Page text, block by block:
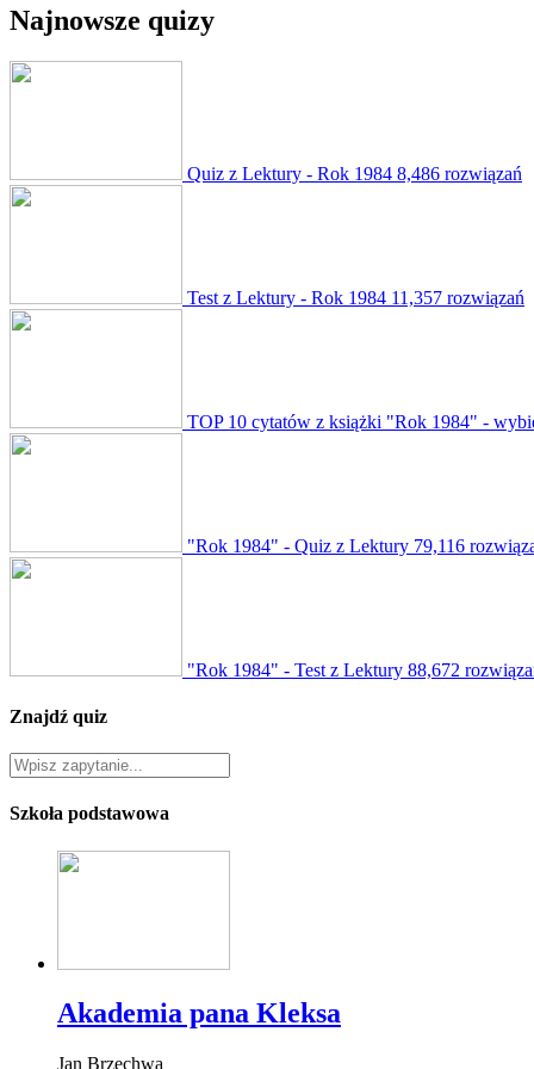
Najnowsze quizy
Quiz z Lektury - Rok 1984 8,486 rozwiązań
Test z Lektury - Rok 1984 11,357 rozwiązań
TOP 10 cytatów z książki "Rok 1984" -
"Rok 1984" - Quiz z Lektury 79,116
"Rok 1984" - Test z Lektury 88,672
Znajdź quiz
Szkoła podstawowa
Akademia pana Kleksa
Jan Brzechwa